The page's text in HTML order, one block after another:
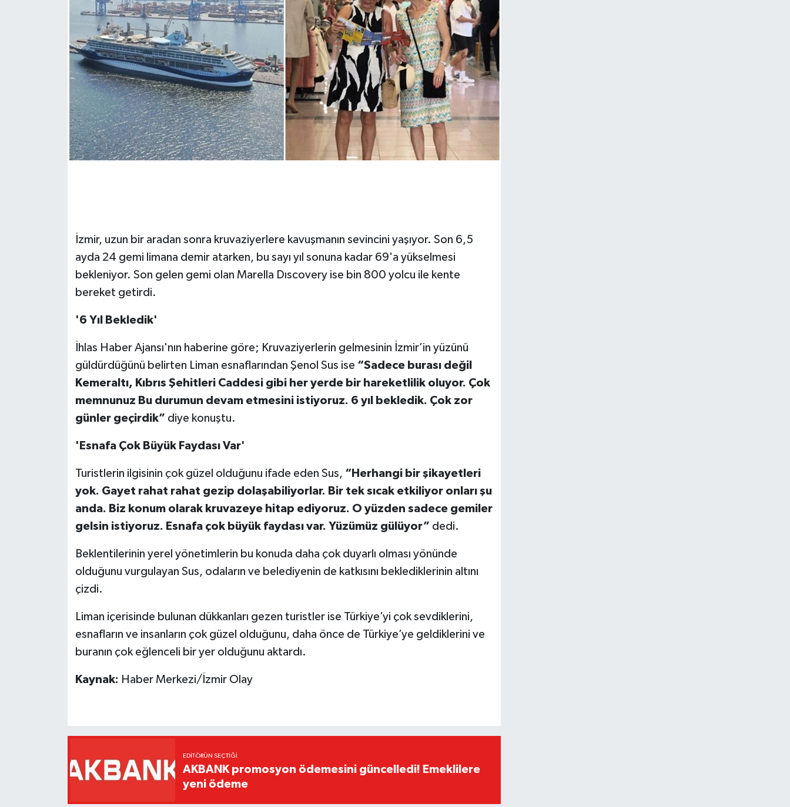
İzmir, uzun bir aradan sonra kruvaziyerlere kavuşmanın sevincini yaşıyor. Son 6,5
ayda 24 gemi limana demir atarken, bu sayı yıl sonuna kadar 69'a yükselmesi
bekleniyor. Son gelen gemi olan Marella Dıscovery ise bin 800 yolcu ile kente
bereket getirdi.
'6 Yıl Bekledik'
İhlas Haber Ajansı'nın haberine göre; Kruvaziyerlerin gelmesinin İzmir’in yüzünü
güldürdüğünü belirten Liman esnaflarından Şenol Sus ise “Sadece burası değil
Kemeraltı, Kıbrıs Şehitleri Caddesi gibi her yerde bir hareketlilik oluyor. Çok
memnunuz Bu durumun devam etmesini istiyoruz. 6 yıl bekledik. Çok zor
günler geçirdik” diye konuştu.
'Esnafa Çok Büyük Faydası Var'
Turistlerin ilgisinin çok güzel olduğunu ifade eden Sus, “Herhangi bir şikayetleri
yok. Gayet rahat rahat gezip dolaşabiliyorlar. Bir tek sıcak etkiliyor onları şu
anda. Biz konum olarak kruvazeye hitap ediyoruz. O yüzden sadece gemiler
gelsin istiyoruz. Esnafa çok büyük faydası var. Yüzümüz gülüyor” dedi.
Beklentilerinin yerel yönetimlerin bu konuda daha çok duyarlı olması yönünde
olduğunu vurgulayan Sus, odaların ve belediyenin de katkısını beklediklerinin altını
çizdi.
Liman içerisinde bulunan dükkanları gezen turistler ise Türkiye’yi çok sevdiklerini,
esnafların ve insanların çok güzel olduğunu, daha önce de Türkiye’ye geldiklerini ve
buranın çok eğlenceli bir yer olduğunu aktardı.
Kaynak: Haber Merkezi/İzmir Olay
EDITÖRÜN SEÇTIĞI
AKBANK promosyon ödemesini güncelledi! Emeklilere
yeni ödeme